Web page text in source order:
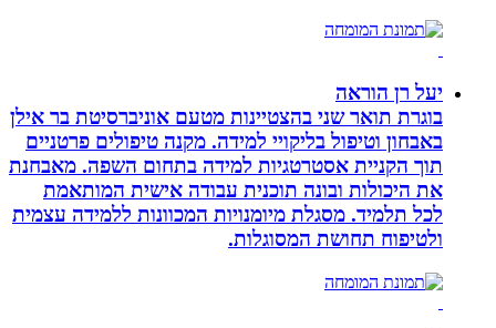
יעל רן הוראה
בוגרת תואר שני בהצטיינות מטעם אוניברסיטת בר אילן
באבחון וטיפול בליקויי למידה. מקנה טיפולים פרטניים
תוך הקניית אסטרטגיות למידה בתחום השפה. מאבחנת
את היכולות ובונה תוכנית עבודה אישית המותאמת
לכל תלמיד. מסגלת מיומנויות המכוונות ללמידה עצמית
ולטיפוח תחושת המסוגלות.